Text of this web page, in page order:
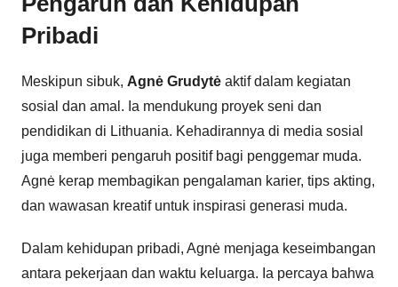
Pribadi
Meskipun sibuk, Agnė Grudytė aktif dalam kegiatan
sosial dan amal. Ia mendukung proyek seni dan
pendidikan di Lithuania. Kehadirannya di media sosial
juga memberi pengaruh positif bagi penggemar muda.
Agnė kerap membagikan pengalaman karier, tips akting,
dan wawasan kreatif untuk inspirasi generasi muda.
Dalam kehidupan pribadi, Agnė menjaga keseimbangan
antara pekerjaan dan waktu keluarga. Ia percaya bahwa